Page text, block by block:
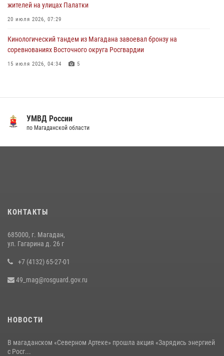
жителей на улицах Палатки
20 июля 2026, 07:29
Кинологический тандем из Магадана завоевал бронзу на
соревнованиях Восточного округа Росгвардии
15 июля 2026, 04:34 5
16 июля 2026, 03:27 6
Росгвардейцы стали призерами первенства «Динамо» по
служебному биатлону в Магадане
ветеринарно-санитарной службы с годовщиной образования
УМВД России
по Магаданской области
КОНТАКТЫ
685000, г. Магадан,
ул. Гагарина д. 26 г
+7 (4132) 65-27-01
49_mag@rosguard.gov.ru
НОВОСТИ
В магаданском «Северном Артеке» прошла акция «Зарядись энергией
с Росг...